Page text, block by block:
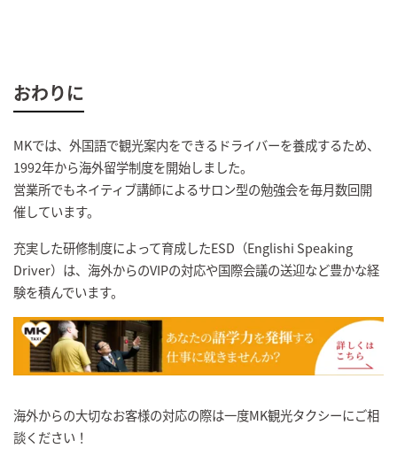
おわりに
MKでは、外国語で観光案内をできるドライバーを養成するため、
1992年から海外留学制度を開始しました。
営業所でもネイティブ講師によるサロン型の勉強会を毎月数回開
催しています。
充実した研修制度によって育成したESD（Englishi Speaking
Driver）は、海外からのVIPの対応や国際会議の送迎など豊かな経
験を積んでいます。
海外からの大切なお客様の対応の際は一度MK観光タクシーにご相
談ください！